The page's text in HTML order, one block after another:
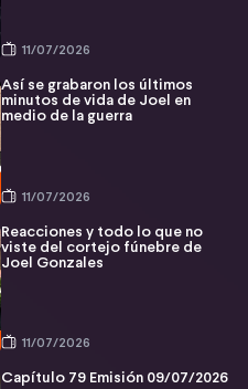
11/07/2026
Así se grabaron los últimos
minutos de vida de Joel en
medio de la guerra
11/07/2026
Reacciones y todo lo que no
viste del cortejo fúnebre de
Joel Gonzales
11/07/2026
Capítulo 79 Emisión 09/07/2026